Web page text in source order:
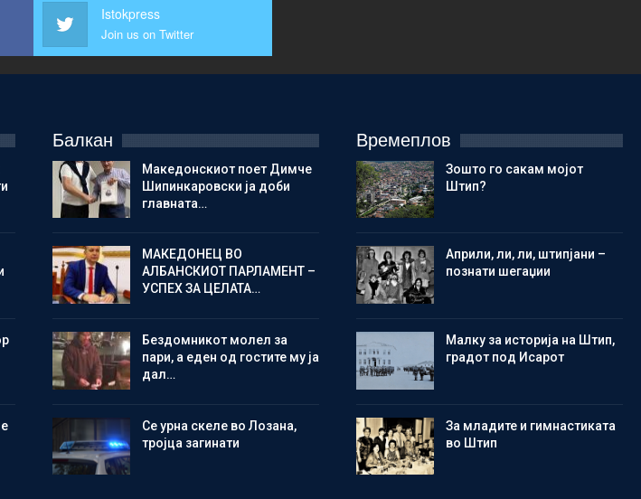
Istokpress
Join us on Twitter
Балкан
Македонскиот поет Димче
Шипинкаровски ја доби
главната…
МАКЕДОНЕЦ ВО
АЛБАНСКИОТ ПАРЛАМЕНТ –
УСПЕХ ЗА ЦЕЛАТА…
Бездомникот молел за
пари, а еден од гостите му ја
дал…
Се урна скеле во Лозана,
тројца загинати
Времеплов
Зошто го сакам мојот
Штип?
Aприли, ли, ли, штипјани –
познати шегаџии
Малку за историја на Штип,
градот под Исарот
Зa младите и гимнастиката
во Штип